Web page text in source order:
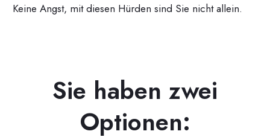
Keine Angst, mit diesen Hürden sind Sie nicht allein.
Sie haben zwei
Optionen: